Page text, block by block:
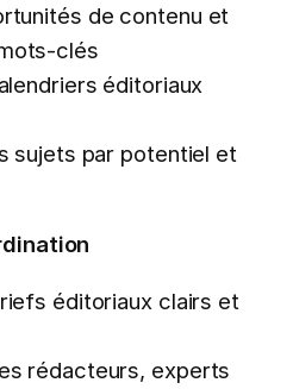
de contenu et
clés
éditoriaux
sujets par potentiel et
éditoriaux clairs et
rédacteurs, experts